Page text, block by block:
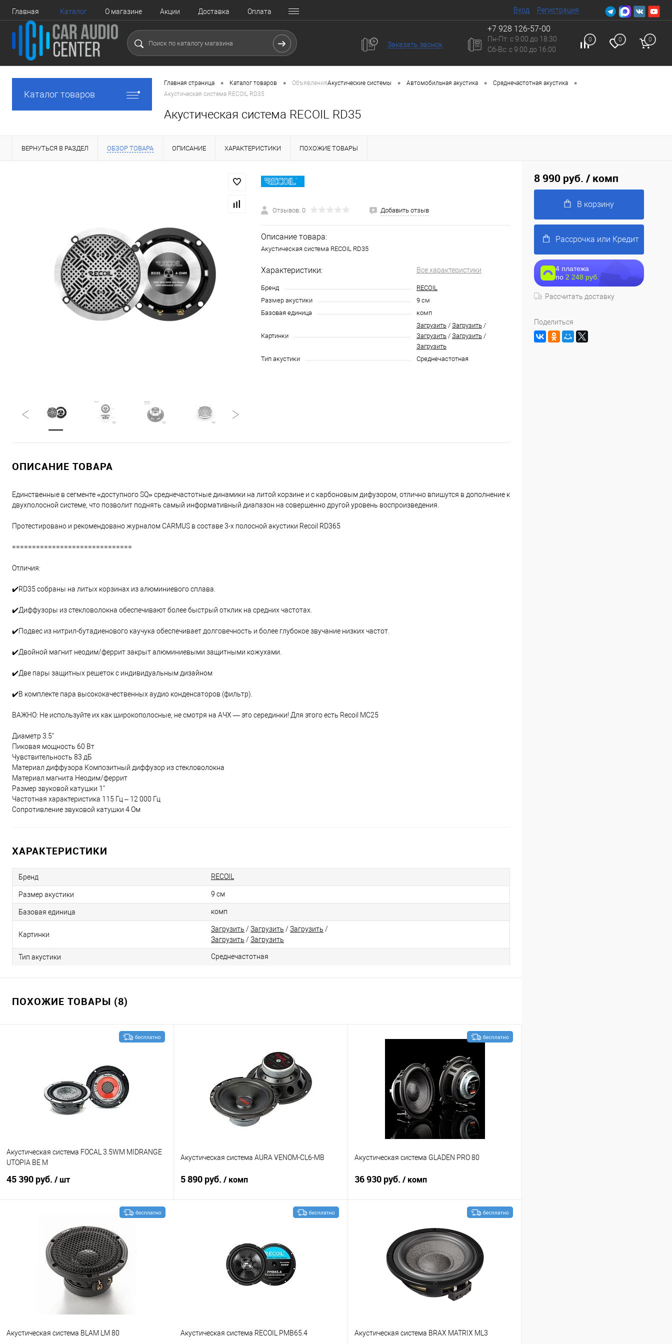
Главная Каталог О магазине Акции Доставка Оплата Вход Регистрация
Заказать звонок
+7 928 126-57-00
Пн-Пт: с 9:00 до 18:30
Сб-Вc: с 9:00 до 16:00
0 0 0
Каталог товаров
Главная страница • Каталог товаров • ОбъявленияАкустические системы • Автомобильная акустика • Среднечастотная акустика •
Акустическая система RECOIL RD35
Акустическая система RECOIL RD35
ВЕРНУТЬСЯ В РАЗДЕЛ ОБЗОР ТОВАРА ОПИСАНИЕ ХАРАКТЕРИСТИКИ ПОХОЖИЕ ТОВАРЫ
Отзывов: 0 Добавить отзыв
Описание товара:
Акустическая система RECOIL RD35
Характеристики: Все характеристики
Бренд
RECOIL
Размер акустики
9 см
Базовая единица
комп
Картинки
Загрузить / Загрузить /
Загрузить / Загрузить /
Загрузить
Тип акустики
Среднечастотная
ОПИСАНИЕ ТОВАРА
Единственные в сегменте «доступного SQ» среднечастотные динамики на литой корзине и с карбоновым дифузором, отлично впишутся в дополнение к
двухполосной системе, что позволит поднять самый информативный диапазон на совершенно другой уровень воспроизведения.
Протестировано и рекомендовано журналом CARMUS в составе 3-х полосной акустики Recoil RD365
==============================
Отличия:
✔️RD35 собраны на литых корзинах из алюминиевого сплава.
✔️Диффузоры из стекловолокна обеспечивают более быстрый отклик на средних частотах.
✔️Подвес из нитрил-бутадиенового каучука обеспечивает долговечность и более глубокое звучание низких частот.
✔️Двойной магнит неодим/феррит закрыт алюминиевыми защитными кожухами.
✔️Две пары защитных решеток с индивидуальным дизайном
✔️В комплекте пара высококачественных аудио конденсаторов (фильтр).
ВАЖНО: Не используйте их как широкополосные, не смотря на АЧХ — это серединки! Для этого есть Recoil MC25
Диаметр 3.5"
Пиковая мощность 60 Вт
Чувствительность 83 дБ
Материал диффузора Композитный диффузор из стекловолокна
Материал магнита Неодим/феррит
Размер звуковой катушки 1"
Частотная характеристика 115 Гц – 12 000 Гц
Сопротивление звуковой катушки 4 Ом
ХАРАКТЕРИСТИКИ
Бренд RECOIL
Размер акустики 9 см
Базовая единица комп
Картинки
Загрузить / Загрузить / Загрузить /
Загрузить / Загрузить
Тип акустики Среднечастотная
ПОХОЖИЕ ТОВАРЫ (8)
Акустическая система FOCAL 3.5WM MIDRANGE
UTOPIA BE M
45 390 руб. / шт
Сравнение В избранное
Акустическая система AURA VENOM-CL6-MB
5 890 руб. / комп
В избранное
Акустическая система GLADEN PRO 80
36 930 руб. / комп
Сравнение В избранное
Акустическая система BLAM LM 80 Акустическая система RECOIL PMB65.4 Акустическая система BRAX MATRIX ML3
8 990 руб. / комп
В корзину
Рассрочка или Кредит
4 платежа
по 2 248 руб.
Рассчитать доставку
Поделиться